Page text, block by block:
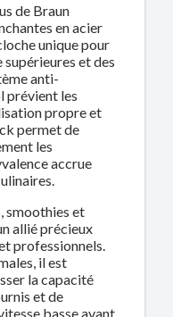
de Braun
en acier
unique pour
et des
anti-
prévient les
propre et
permet de
les
accrue
smoothies et
allié précieux
professionnels.
il est
la capacité
et de
basse avant